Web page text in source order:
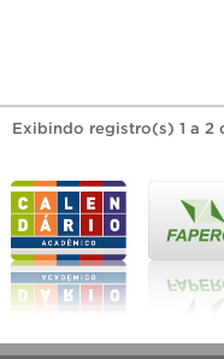
Exibindo registro(s) 1 a 2